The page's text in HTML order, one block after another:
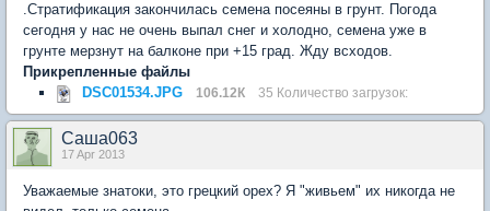
.Стратификация закончилась семена посеяны в грунт. Погода
сегодня у нас не очень выпал снег и холодно, семена уже в
грунте мерзнут на балконе при +15 град. Жду всходов.
Прикрепленные файлы
DSC01534.JPG
106.12К 35 Количество загрузок:
Саша063
17 Apr 2013
Уважаемые знатоки, это грецкий орех? Я "живьем" их никогда не